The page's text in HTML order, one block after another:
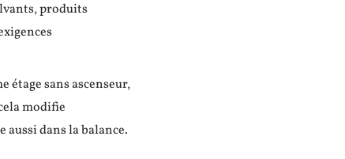
produits
étage sans ascenseur,
modifie
aussi dans la balance.